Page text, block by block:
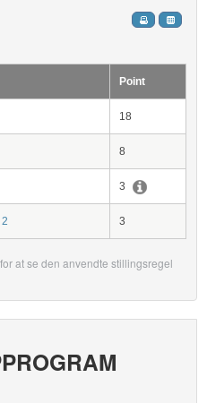
Point
18
8
3
3
at se den anvendte stillingsregel